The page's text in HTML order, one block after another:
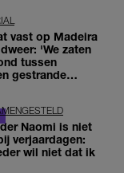
vast op Madeira
'We zaten
tussen
gestrande
Naomi is niet
verjaardagen:
wil niet dat ik